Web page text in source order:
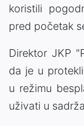
koristili
pred početak
Direktor JKP
da je u
u režimu
uživati u